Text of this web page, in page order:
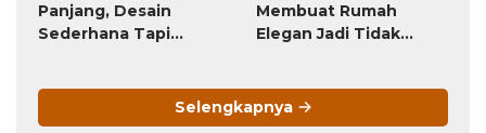
Panjang, Desain
Sederhana Tapi
Membuat Rumah
Elegan Jadi Tidak
Selengkapnya